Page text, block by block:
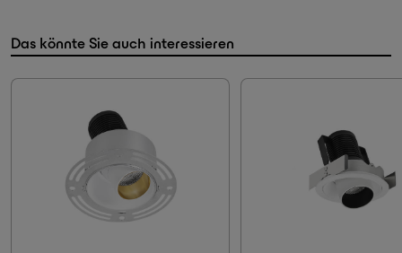
Das könnte Sie auch interessieren